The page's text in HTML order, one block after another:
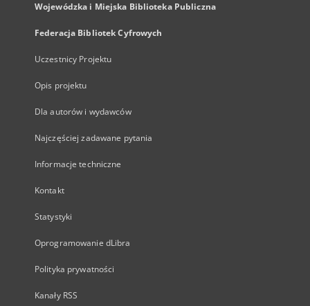
Wojewódzka i Miejska Biblioteka Publiczna
Federacja Bibliotek Cyfrowych
Uczestnicy Projektu
Opis projektu
Dla autorów i wydawców
Najczęściej zadawane pytania
Informacje techniczne
Kontakt
Statystyki
Oprogramowanie dLibra
Polityka prywatności
Kanały RSS